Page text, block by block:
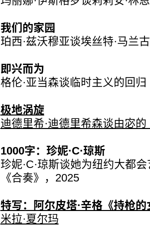
我们的家园
珀西·兹沃穆亚谈埃丝特·马兰
即兴而为
格伦·亚当森谈临时主义的回归
极地涡旋
迪德里希·迪德里希森谈由宓的
1000字：珍妮·C·琼斯
珍妮·C·琼斯谈她为纽约大都
《合奏》，2025
特写：阿尔皮塔·辛格《持枪
米拉·夏尔玛